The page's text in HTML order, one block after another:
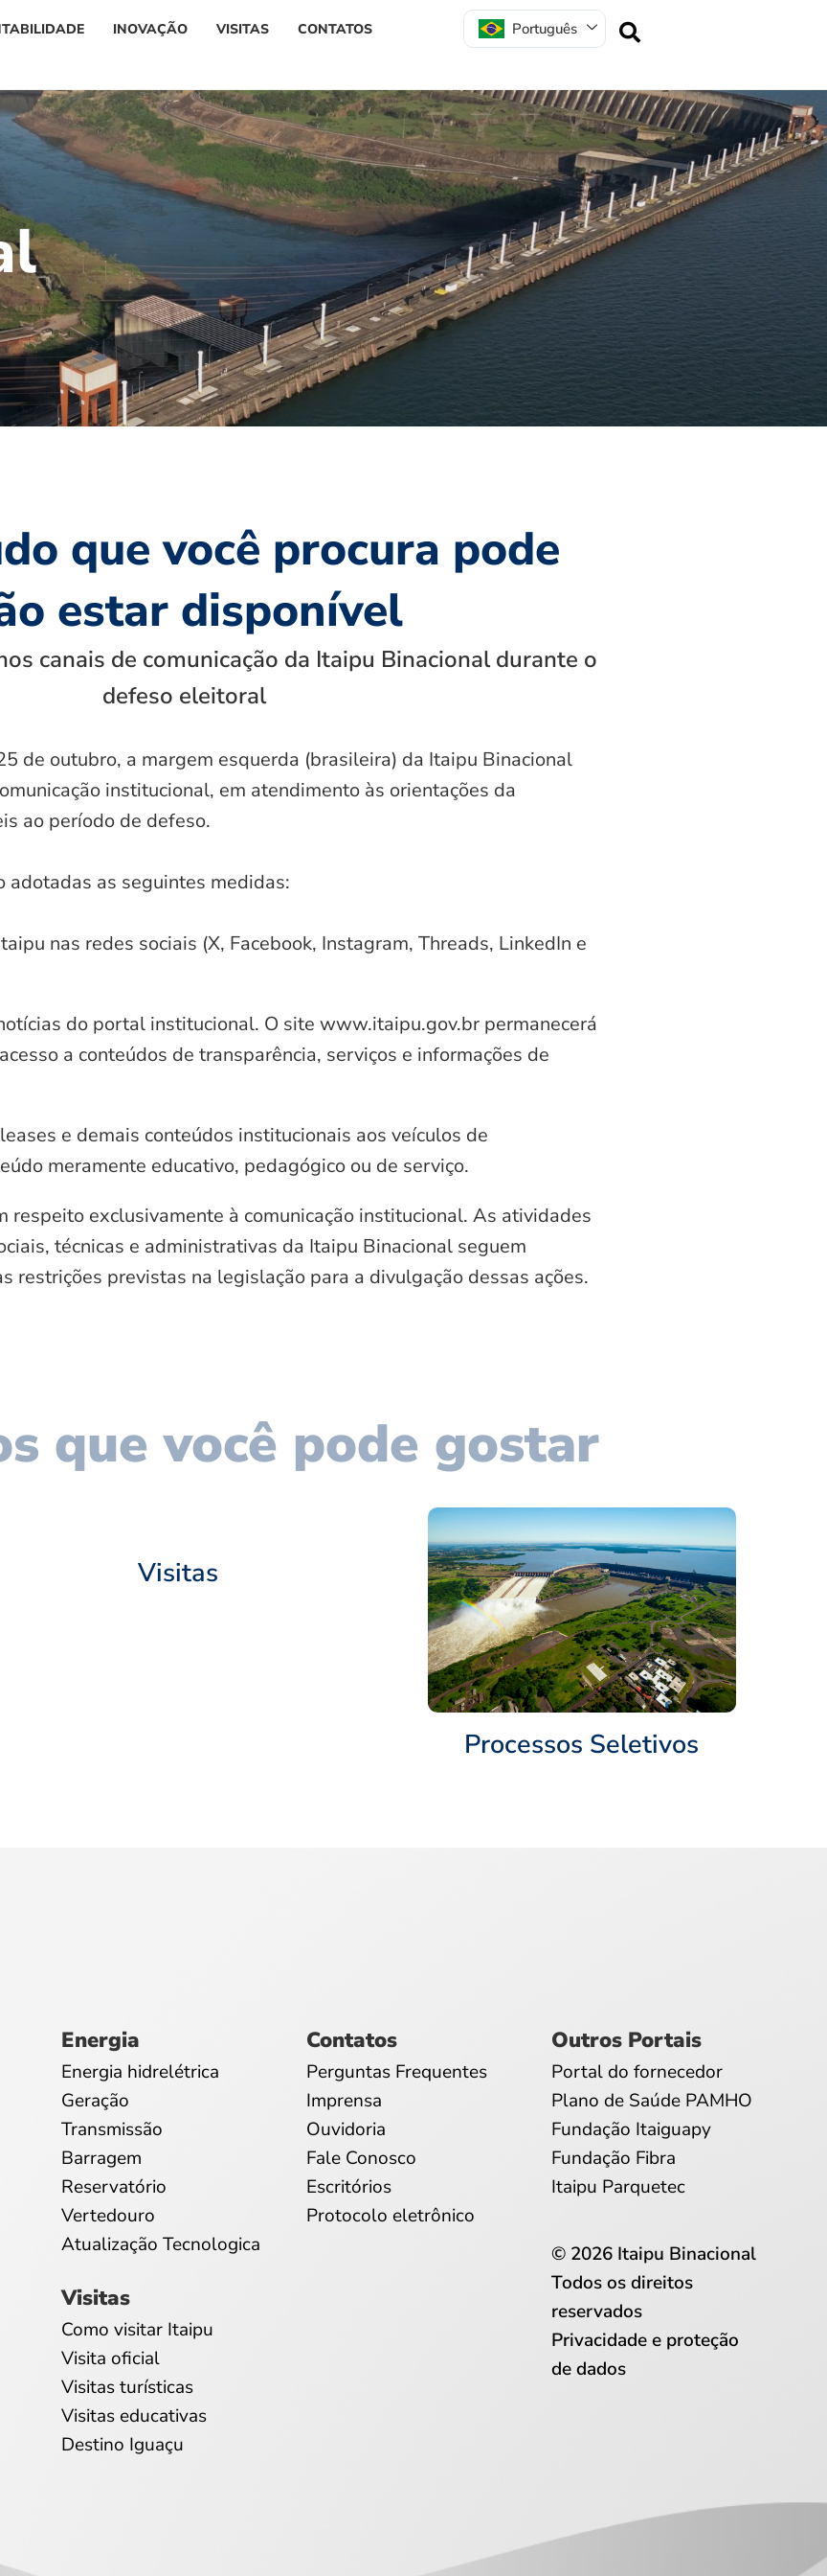
INOVAÇÃO VISITAS CONTATOS Português
l
que você procura pode
estar disponível
canais de comunicação da Itaipu Binacional durante o
defeso eleitoral
de outubro, a margem esquerda (brasileira) da Itaipu Binacional
institucional, em atendimento às orientações da
ao período de defeso.
adotadas as seguintes medidas:
nas redes sociais (X, Facebook, Instagram, Threads, LinkedIn e
do portal institucional. O site www.itaipu.gov.br permanecerá
a conteúdos de transparência, serviços e informações de
e demais conteúdos institucionais aos veículos de
meramente educativo, pedagógico ou de serviço.
respeito exclusivamente à comunicação institucional. As atividades
técnicas e administrativas da Itaipu Binacional seguem
restrições previstas na legislação para a divulgação dessas ações.
que você pode gostar
Visitas
Processos Seletivos
Energia
Energia hidrelétrica
Geração
Transmissão
Barragem
Reservatório
Vertedouro
Atualização Tecnologica
Visitas
Como visitar Itaipu
Visita oficial
Visitas turísticas
Visitas educativas
Destino Iguaçu
Contatos
Perguntas Frequentes
Imprensa
Ouvidoria
Fale Conosco
Escritórios
Protocolo eletrônico
Outros Portais
Portal do fornecedor
Plano de Saúde PAMHO
Fundação Itaiguapy
Fundação Fibra
Itaipu Parquetec
© 2026 Itaipu Binacional
Todos os direitos
reservados
Privacidade e proteção
de dados